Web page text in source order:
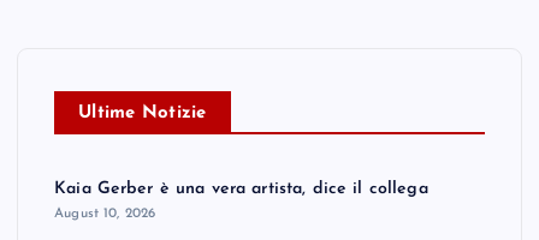
Ultime Notizie
Kaia Gerber è una vera artista, dice il collega
August 10, 2026